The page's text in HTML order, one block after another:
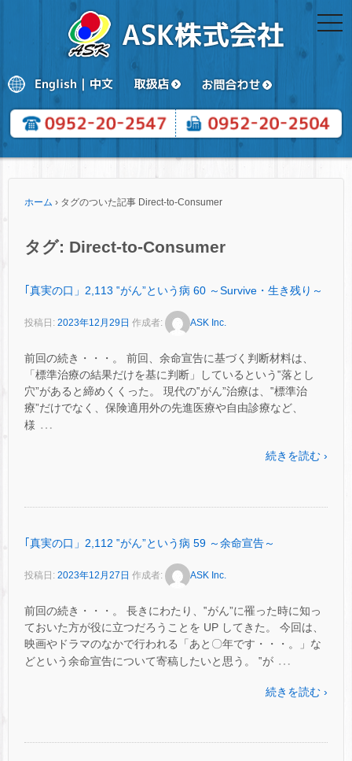
ホーム › タグのついた記事 Direct-to-Consumer
タグ: Direct-to-Consumer
｢真実の口」2,113 ‟がん”という病 60 ～Survive・生き残り～
投稿日: 2023年12月29日 作成者: ASK Inc.
前回の続き・・・。 前回、余命宣告に基づく判断材料は、
「標準治療の結果だけを基に判断」しているという‟落とし
穴”があると締めくくった。 現代の‟がん”治療は、‟標準治
療”だけでなく、保険適用外の先進医療や自由診療など、
様 …
続きを読む ›
｢真実の口」2,112 ‟がん”という病 59 ～余命宣告～
投稿日: 2023年12月27日 作成者: ASK Inc.
前回の続き・・・。 長きにわたり、‟がん”に罹った時に知っ
ておいた方が役に立つだろうことを UP してきた。 今回は、
映画やドラマのなかで行われる「あと〇年です・・・。」な
どという余命宣告について寄稿したいと思う。 ‟が …
続きを読む ›